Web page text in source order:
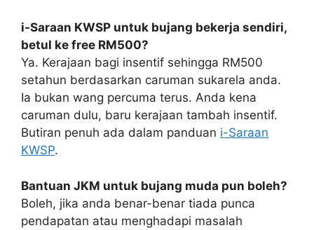
i-Saraan KWSP untuk bujang bekerja sendiri,
betul ke free RM500?
Ya. Kerajaan bagi insentif sehingga RM500
setahun berdasarkan caruman sukarela anda.
Ia bukan wang percuma terus. Anda kena
caruman dulu, baru kerajaan tambah insentif.
Butiran penuh ada dalam panduan i-Saraan
KWSP.
Bantuan JKM untuk bujang muda pun boleh?
Boleh, jika anda benar-benar tiada punca
pendapatan atau menghadapi masalah